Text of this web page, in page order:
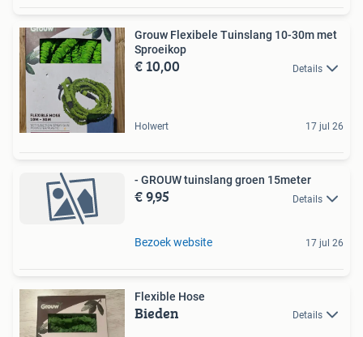
Grouw Flexibele Tuinslang 10-30m met
Sproeikop
€ 10,00 Details
Holwert 17 jul 26
- GROUW tuinslang groen 15meter
€ 9,95 Details
Bezoek website 17 jul 26
Flexible Hose
Bieden Details